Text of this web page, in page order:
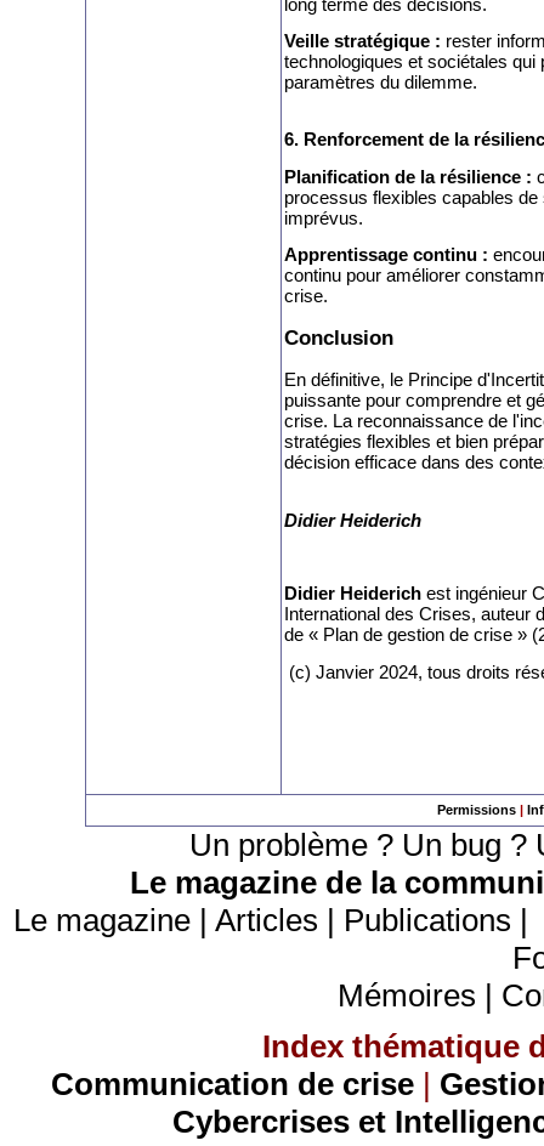
Veille stratégique : rester
technologiques et sociétales
paramètres du dilemme.
6. Renforcement de la
Planification de la résilience :
processus flexibles capables
imprévus.
Apprentissage continu :
continu pour améliorer
crise.
Conclusion
En définitive, le Principe
puissante pour comprendre et
crise. La reconnaissance de
stratégies flexibles et bien
décision efficace dans des
Didier Heiderich
Didier Heiderich est ingénieur
International des Crises, auteur
de « Plan de gestion de crise »
(c) Janvier 2024, tous droits
Permissions |
Un problème ? Un bug
Le magazine de la
Le magazine| Articles | Publications |
Mémoires |
Index thématique
Communication de crise |
Cybercrises et